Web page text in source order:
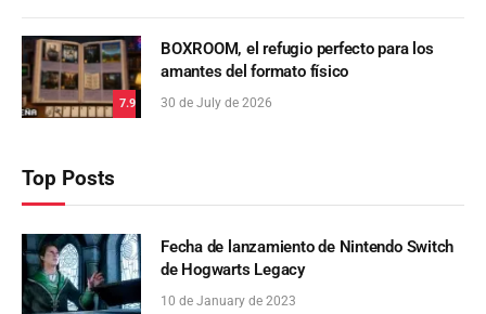
7.9
BOXROOM, el refugio perfecto para los
amantes del formato físico
30 de July de 2026
Top Posts
Fecha de lanzamiento de Nintendo Switch
de Hogwarts Legacy
10 de January de 2023